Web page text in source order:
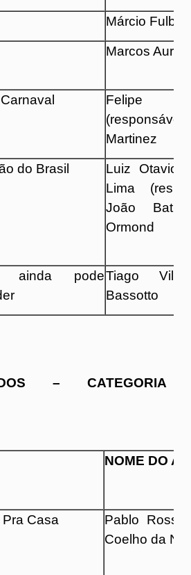
Márcio Fulber
Marcos
Felipe
Martinez
do Brasil
Luiz Otavio
Lima
João
Ormond
podeTiago
Bassotto
– CATEGORIA
NOME DO
Casa
Pablo
Coelho da